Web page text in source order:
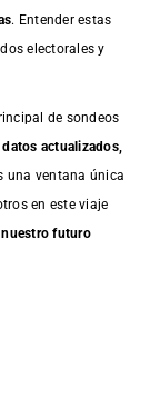
. Entender estas
electorales y
de sondeos
datos actualizados,
una ventana única
en este viaje
nuestro futuro